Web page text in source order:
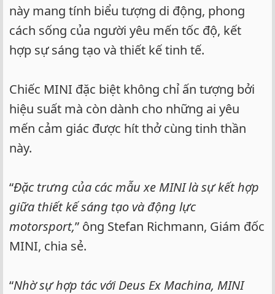
này mang tính biểu tượng di động, phong
cách sống của người yêu mến tốc độ, kết
hợp sự sáng tạo và thiết kế tinh tế.
Chiếc MINI đặc biệt không chỉ ấn tượng bởi
hiệu suất mà còn dành cho những ai yêu
mến cảm giác được hít thở cùng tinh thần
này.
“Đặc trưng của các mẫu xe MINI là sự kết hợp
giữa thiết kế sáng tạo và động lực
motorsport,” ông Stefan Richmann, Giám đốc
MINI, chia sẻ.
“Nhờ sự hợp tác với Deus Ex Machina, MINI